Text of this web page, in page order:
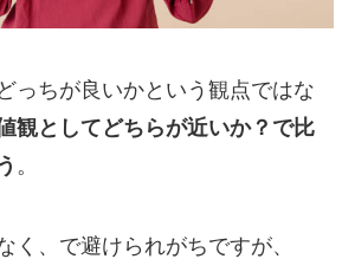
っちが良いかという観点ではな
観としてどちらが近いか？で比
。
く、で避けられがちですが、